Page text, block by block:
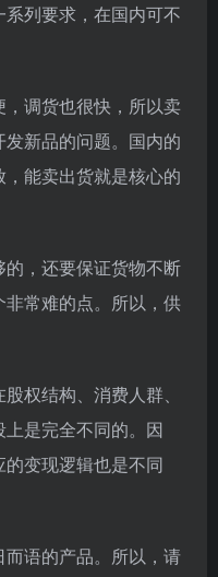
列要求，在国内可不
调货也很快，所以卖
新品的问题。国内的
能卖出货就是核心的
，还要保证货物不断
常难的点。所以，供
权结构、消费人群、
是完全不同的。因
变现逻辑也是不同
语的产品。所以，请